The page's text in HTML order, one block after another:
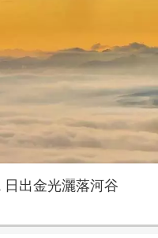
出金光灑落河谷